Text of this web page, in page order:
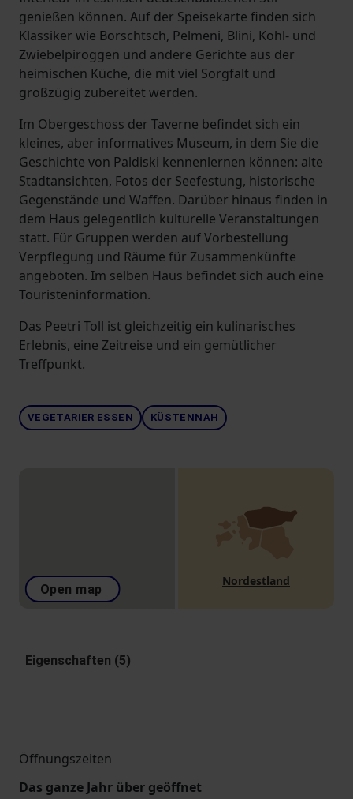
genießen können. Auf der Speisekarte finden sich
Klassiker wie Borschtsch, Pelmeni, Blini, Kohl- und
Zwiebelpiroggen und andere Gerichte aus der
heimischen Küche, die mit viel Sorgfalt und
großzügig zubereitet werden.
Im Obergeschoss der Taverne befindet sich ein
kleines, aber informatives Museum, in dem Sie die
Geschichte von Paldiski kennenlernen können: alte
Stadtansichten, Fotos der Seefestung, historische
Gegenstände und Waffen. Darüber hinaus finden in
dem Haus gelegentlich kulturelle Veranstaltungen
statt. Für Gruppen werden auf Vorbestellung
Verpflegung und Räume für Zusammenkünfte
angeboten. Im selben Haus befindet sich auch eine
Touristeninformation.
Das Peetri Toll ist gleichzeitig ein kulinarisches
Erlebnis, eine Zeitreise und ein gemütlicher
Treffpunkt.
VEGETARIER ESSEN KÜSTENNAH
Open map
Nordestland
Eigenschaften (5)
Öffnungszeiten
Das ganze Jahr über geöffnet